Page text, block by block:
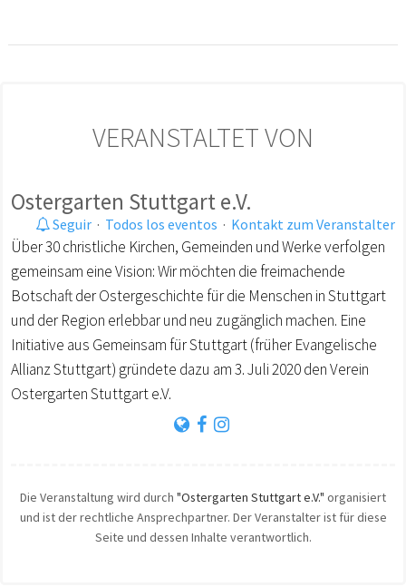
VERANSTALTET VON
Ostergarten Stuttgart e.V.
Seguir · Todos los eventos · Kontakt zum Veranstalter
Über 30 christliche Kirchen, Gemeinden und Werke verfolgen
gemeinsam eine Vision: Wir möchten die freimachende
Botschaft der Ostergeschichte für die Menschen in Stuttgart
und der Region erlebbar und neu zugänglich machen. Eine
Initiative aus Gemeinsam für Stuttgart (früher Evangelische
Allianz Stuttgart) gründete dazu am 3. Juli 2020 den Verein
Ostergarten Stuttgart e.V.
Die Veranstaltung wird durch "Ostergarten Stuttgart e.V." organisiert
und ist der rechtliche Ansprechpartner. Der Veranstalter ist für diese
Seite und dessen Inhalte verantwortlich.